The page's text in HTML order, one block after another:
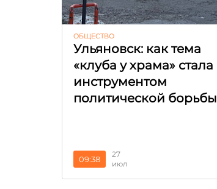
ОБЩЕСТВО
Ульяновск: как тема
«клуба у храма» стала
инструментом
политической борьбы
09:38
27
июл